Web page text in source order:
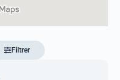
Filtrer